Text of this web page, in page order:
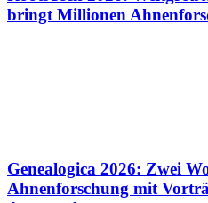
bringt Millionen
Genealogica 2026: Zwei
Ahnenforschung mit